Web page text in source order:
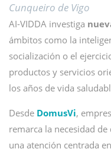
Cunqueiro de Vigo
AI-VIDDA investiga
ámbitos como la
socialización o el
productos y servicios
los años de vida
Desde DomusVi,
remarca la necesidad
una atención centrada